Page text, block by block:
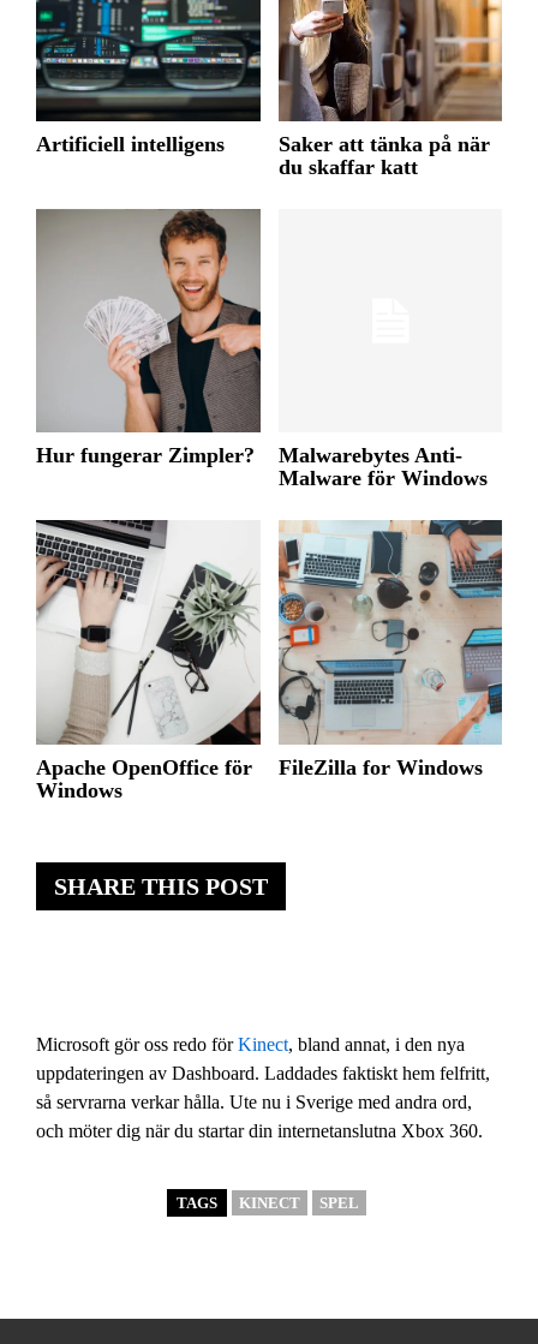
SHARE THIS POST
Microsoft gör oss redo förKinect, bland annat, i den nya
uppdateringen av Dashboard. Laddades faktiskt hem felfritt,
så servrarna verkar hålla. Ute nu i Sverige med andra ord,
och möter dig när du startar din internetanslutna Xbox 360.
TAGS KINECT SPEL
Artificiell intelligens
Saker att tänka på när
du skaffar katt
Hur fungerar Zimpler?
Malwarebytes Anti-
Malware för Windows
Apache OpenOffice för
Windows
FileZilla for Windows